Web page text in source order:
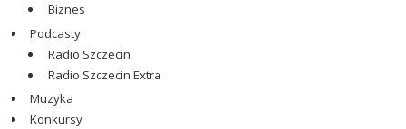
Biznes
Podcasty
Radio Szczecin
Radio Szczecin Extra
Muzyka
Konkursy